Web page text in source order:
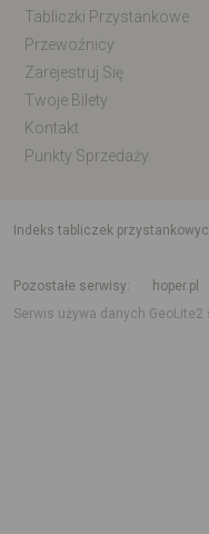
Tabliczki Przystankowe
Przewoźnicy
Zarejestruj Się
Twoje Bilety
Kontakt
Punkty Sprzedaży
indeks tabliczek
Pozostałe serwisy
hoper.pl
Serwis używa danych